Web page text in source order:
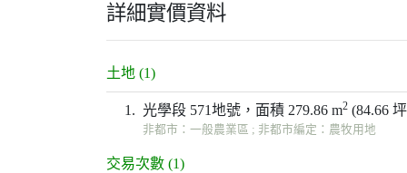
詳細實價資料
土地 (1)
1. 光學段 571地號，面積 279.86 m2 (84.66
非都市：一般農業區 ; 非都市編定：農牧用地
交易次數 (1)